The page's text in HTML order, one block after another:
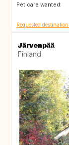
Pet care wanted:
FR
Requested
Järvenpää
Finland